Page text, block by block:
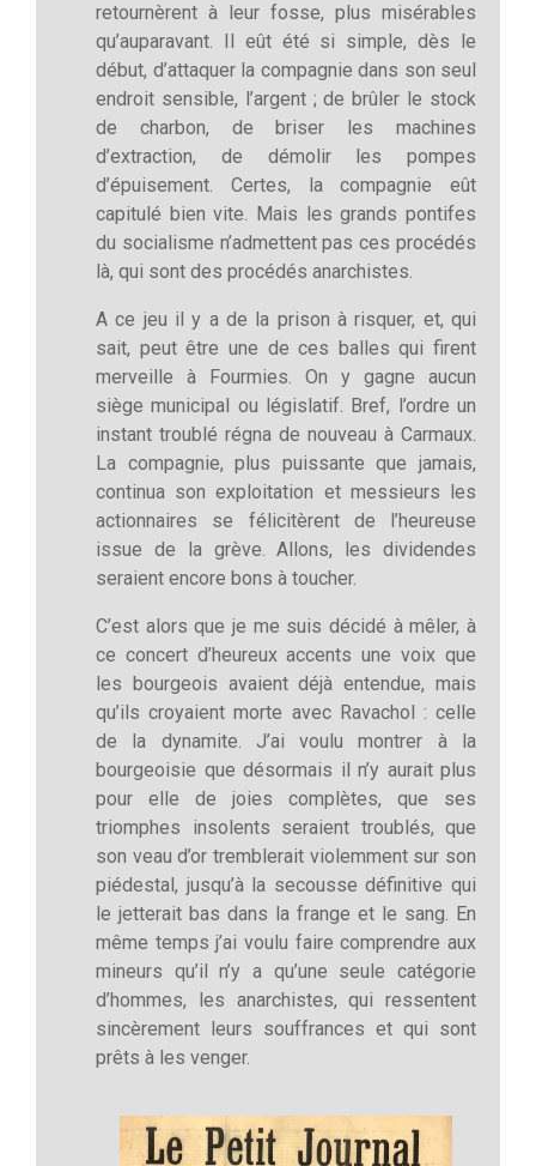
retournèrent à leur fosse, plus misérables
qu’auparavant. Il eût été si simple, dès le
début, d’attaquer la compagnie dans son seul
endroit sensible, l’argent ; de brûler le stock
de charbon, de briser les machines
d’extraction, de démolir les pompes
d’épuisement. Certes, la compagnie eût
capitulé bien vite. Mais les grands pontifes
du socialisme n’admettent pas ces procédés
là, qui sont des procédés anarchistes.
A ce jeu il y a de la prison à risquer, et, qui
sait, peut être une de ces balles qui firent
merveille à Fourmies. On y gagne aucun
siège municipal ou législatif. Bref, l’ordre un
instant troublé régna de nouveau à Carmaux.
La compagnie, plus puissante que jamais,
continua son exploitation et messieurs les
actionnaires se félicitèrent de l’heureuse
issue de la grève. Allons, les dividendes
seraient encore bons à toucher.
C’est alors que je me suis décidé à mêler, à
ce concert d’heureux accents une voix que
les bourgeois avaient déjà entendue, mais
qu’ils croyaient morte avec Ravachol : celle
de la dynamite. J’ai voulu montrer à la
bourgeoisie que désormais il n’y aurait plus
pour elle de joies complètes, que ses
triomphes insolents seraient troublés, que
son veau d’or tremblerait violemment sur son
piédestal, jusqu’à la secousse définitive qui
le jetterait bas dans la frange et le sang. En
même temps j’ai voulu faire comprendre aux
mineurs qu’il n’y a qu’une seule catégorie
d’hommes, les anarchistes, qui ressentent
sincèrement leurs souffrances et qui sont
prêts à les venger.